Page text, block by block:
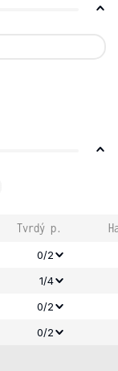
Tvrdý p.
0/2
1/4
0/2
0/2